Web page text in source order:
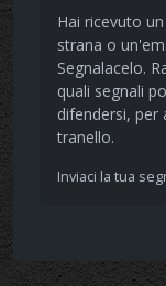
Hai ricevuto
strana o
Segnalacelo.
quali segnali
difendersi, per
tranello.
Inviaci la tua